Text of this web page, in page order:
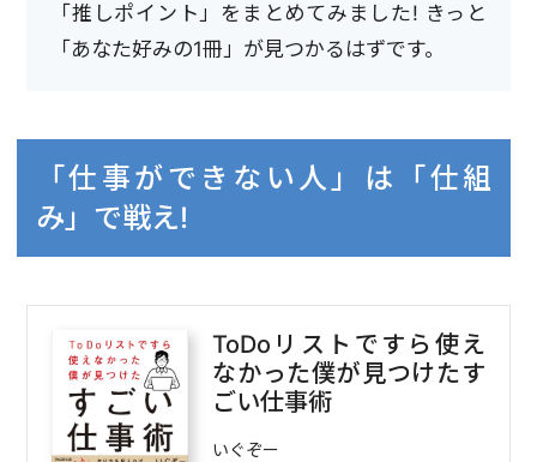
「推しポイント」をまとめてみました! きっと
「あなた好みの1冊」が見つかるはずです。
「仕事ができない人」は「仕組
み」で戦え!
ToDoリストですら使え
なかった僕が見つけたす
ごい仕事術
いぐぞー